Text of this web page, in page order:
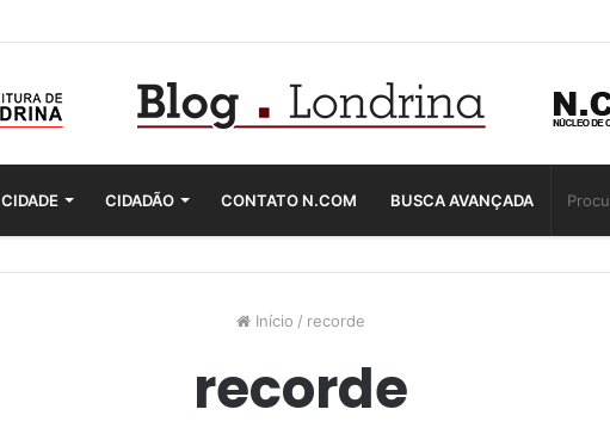
CIDADE CIDADÃO CONTATO N.COM BUSCA AVANÇADA
Início / recorde
recorde